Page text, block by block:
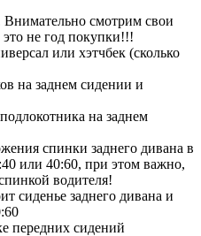
Внимательно смотрим свои
не год покупки!!!
или хэтчбек (сколько
на заднем сидении и
на заднем
спинки заднего дивана в
или 40:60, при этом важно,
водителя!
сиденье заднего дивана и
передних сидений